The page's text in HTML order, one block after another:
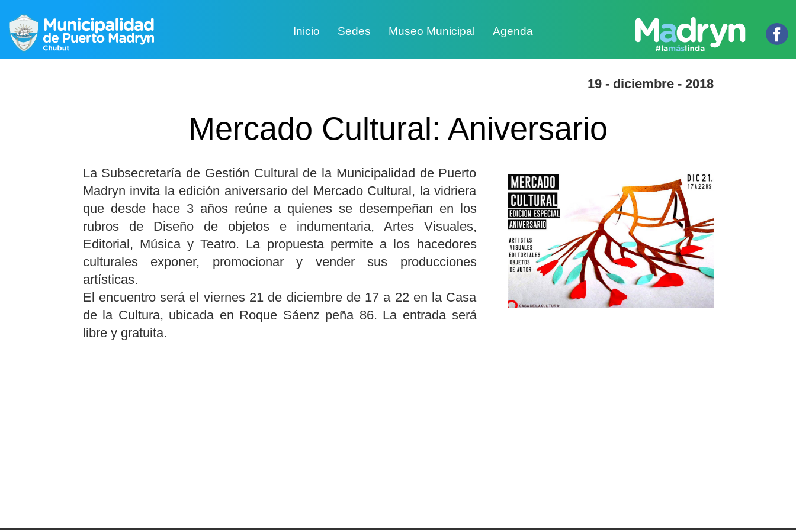
Inicio Sedes Museo Municipal Agenda
19 - diciembre - 2018
Mercado Cultural: Aniversario
La Subsecretaría de Gestión Cultural de la Municipalidad de Puerto
Madryn invita la edición aniversario del Mercado Cultural, la vidriera
que desde hace 3 años reúne a quienes se desempeñan en los
rubros de Diseño de objetos e indumentaria, Artes Visuales,
Editorial, Música y Teatro. La propuesta permite a los hacedores
culturales exponer, promocionar y vender sus producciones
artísticas.
El encuentro será el viernes 21 de diciembre de 17 a 22 en la Casa
de la Cultura, ubicada en Roque Sáenz peña 86. La entrada será
libre y gratuita.